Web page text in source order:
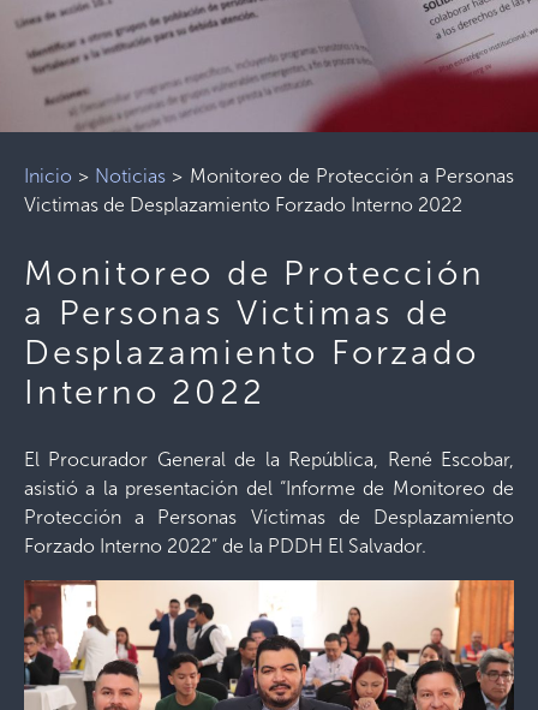
Inicio > Noticias > Monitoreo de Protección a Personas
Victimas de Desplazamiento Forzado Interno 2022
Monitoreo de Protección
a Personas Victimas de
Desplazamiento Forzado
Interno 2022
El Procurador General de la República, René Escobar,
asistió a la presentación del “Informe de Monitoreo de
Protección a Personas Víctimas de Desplazamiento
Forzado Interno 2022” de la PDDH El Salvador.